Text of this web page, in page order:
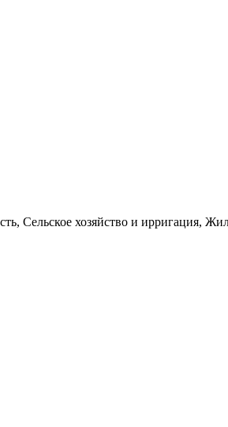
Сельское хозяйство и ирригация,